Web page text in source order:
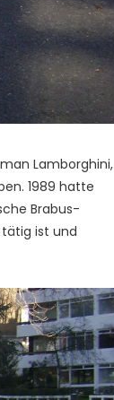
Lamborghini,
1989 hatte
Brabus-
ist und